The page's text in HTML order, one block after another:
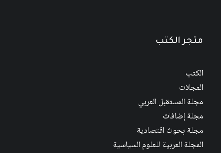
متجر الكتب
الكتب
المجلات
مجلة المستقبل العربي
مجلة إضافات
مجلة بحوث اقتصادية
المجلة العربية للعلوم السياسية